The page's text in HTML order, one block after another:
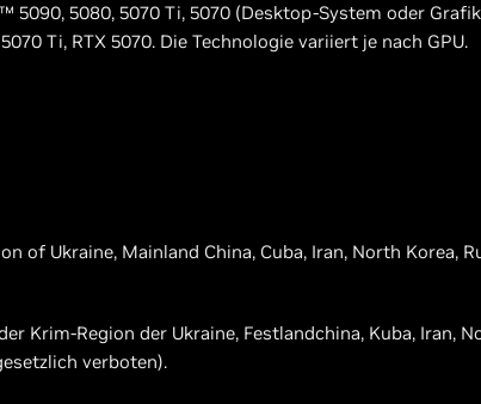
5090, 5080, 5070 Ti, 5070 (Desktop-System oder
Ti, RTX 5070. Die Technologie variiert je nach GPU.
of Ukraine, Mainland China, Cuba, Iran, North Korea,
Krim-Region der Ukraine, Festlandchina, Kuba, Iran,
verboten).